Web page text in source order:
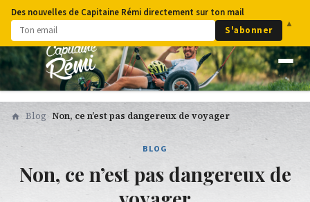
Des nouvelles de Capitaine Rémi directement sur ton mail
S'abonner
▲
Blog Non, ce n’est pas dangereux de voyager
BLOG
Non, ce n’est pas dangereux de